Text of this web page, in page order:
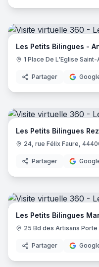
Les Petits Bilingues -
1 Place De L'Eglise
Partager
Les Petits Bilingues
24, rue Félix Faure,
Partager
25 Bd des Artisans
Partager